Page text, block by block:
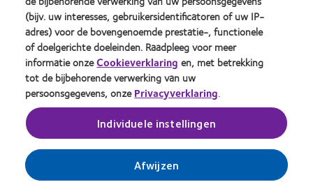
best
product
award
met
MyDay™
(2013)
Product
of
the
Year
(2013)
2010
Best
Companies
for
Leaders
(2012)
Factory
Awards
(2011)
(2011)
100®
Global
Award
(2012)
Practitioner Home
Contact
Servicevoorwaarden
Cookie beleid
Privacybeleid
Site voor consumenten
Toestemmingsvoorkeuren
beheren
Inloggen
België
(bijv. uw interesses, gebruikersidentificatoren of uw IP-
adres) voor de bovengenoemde prestatie-, functionele
of doelgerichte doeleinden. Raadpleeg voor meer
informatie onzeCookieverklaring en, met betrekking
tot de bijbehorende verwerking van uw
persoonsgegevens, onzePrivacyverklaring.
Individuele instellingen
Afwijzen